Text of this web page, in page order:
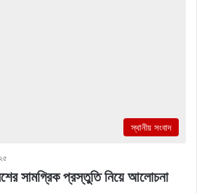
স্থানীয় সংবাদ
সামগ্রিক প্রস্তুতি নিয়ে আলোচনা